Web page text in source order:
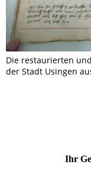
Die restaurierten
der Stadt Usingen
Ihr